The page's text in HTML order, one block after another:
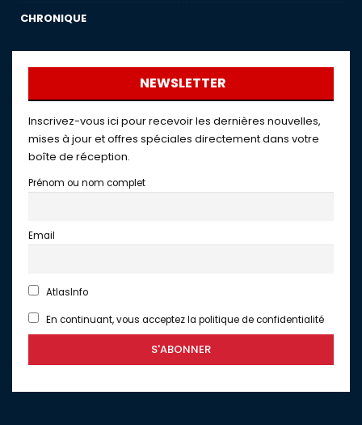
CHRONIQUE
NEWSLETTER
Inscrivez-vous ici pour recevoir les dernières nouvelles,
mises à jour et offres spéciales directement dans votre
boîte de réception.
Prénom ou nom complet
Email
AtlasInfo
En continuant, vous acceptez la politique de confidentialité